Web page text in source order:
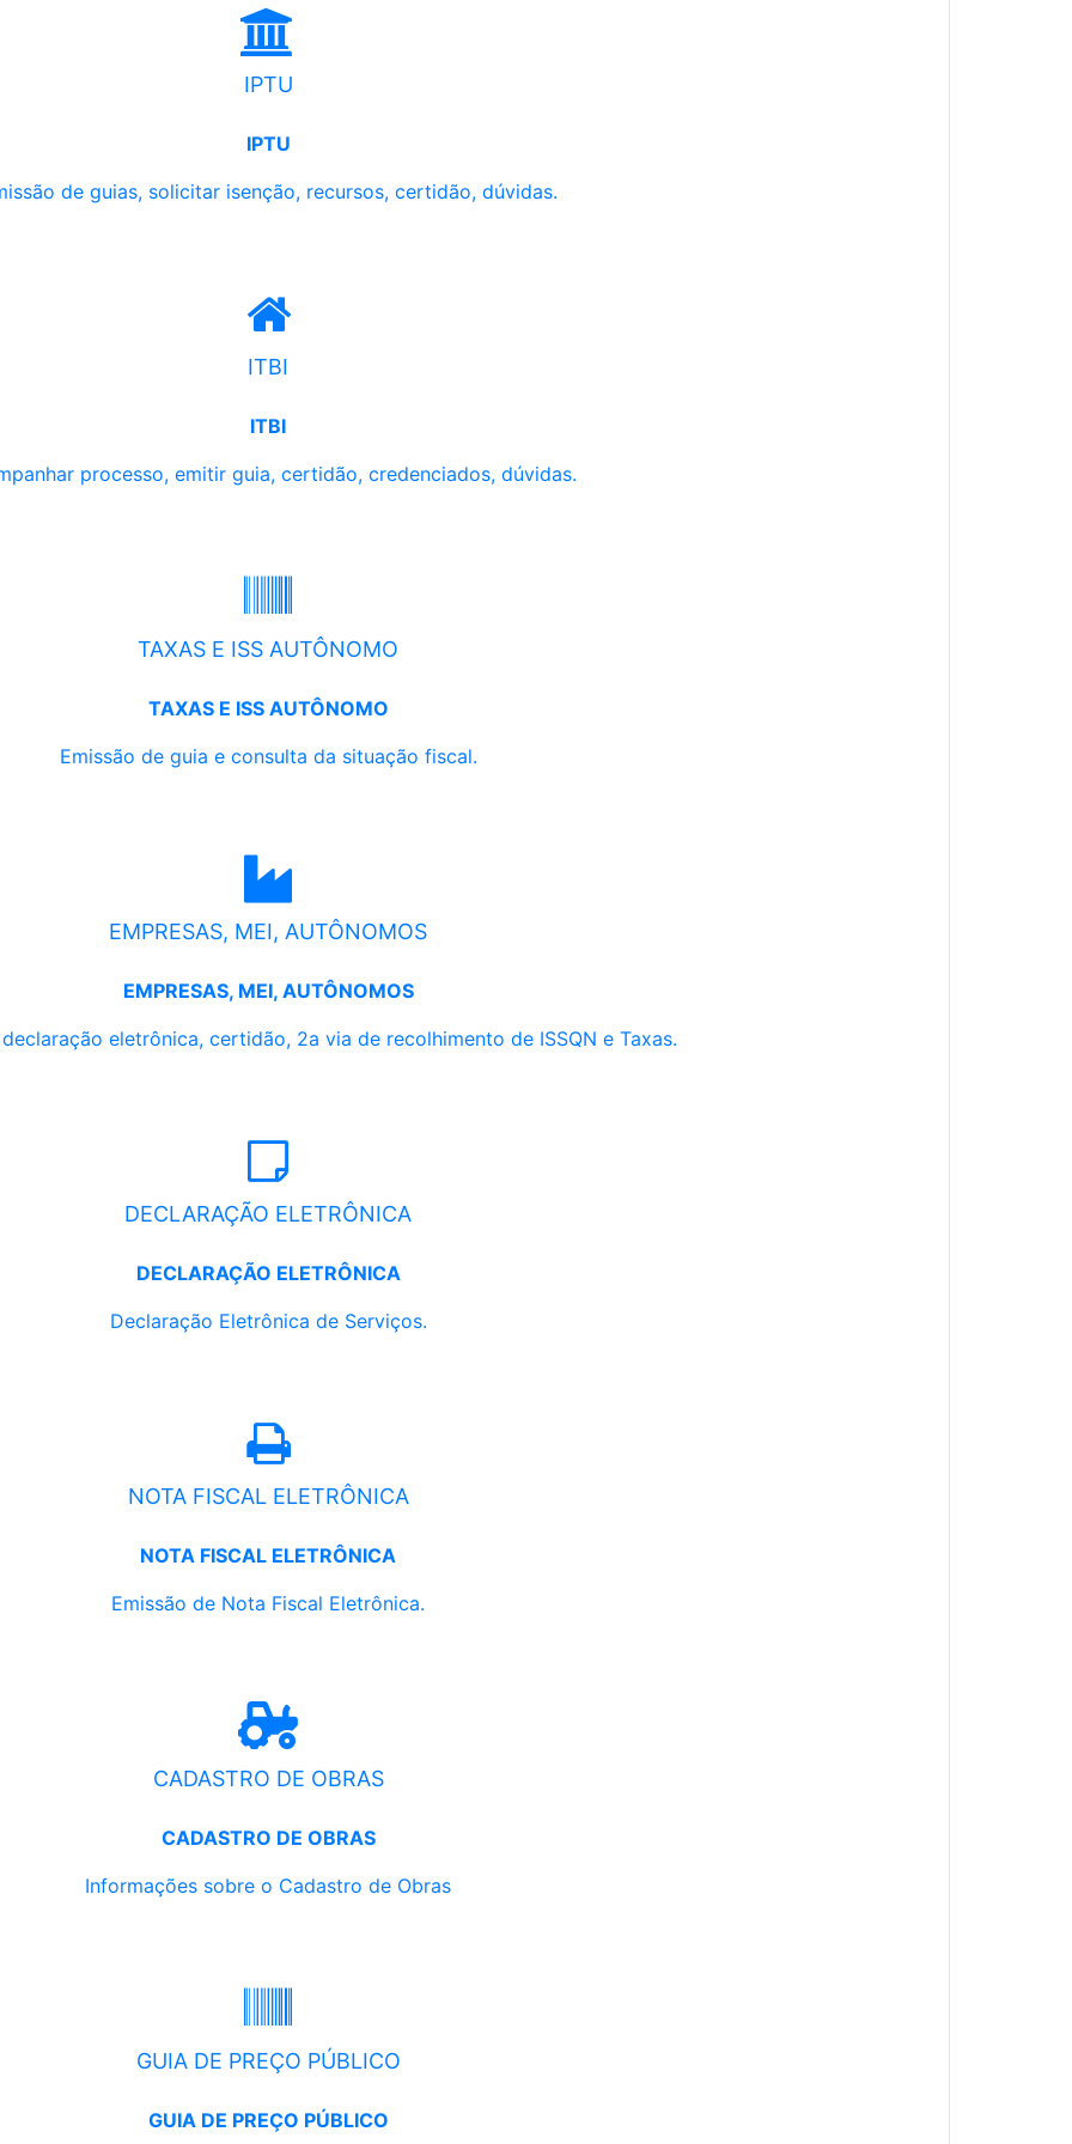
IPTU
IPTU
de guias, solicitar isenção, recursos, certidão, dúvidas.
ITBI
ITBI
processo, emitir guia, certidão, credenciados, dúvidas.
TAXAS E ISS AUTÔNOMO
TAXAS E ISS AUTÔNOMO
Emissão de guia e consulta da situação fiscal.
EMPRESAS, MEI, AUTÔNOMOS
EMPRESAS, MEI, AUTÔNOMOS
eletrônica, certidão, 2a via de recolhimento de ISSQN e Taxas.
DECLARAÇÃO ELETRÔNICA
DECLARAÇÃO ELETRÔNICA
Declaração Eletrônica de Serviços.
NOTA FISCAL ELETRÔNICA
NOTA FISCAL ELETRÔNICA
Emissão de Nota Fiscal Eletrônica.
CADASTRO DE OBRAS
CADASTRO DE OBRAS
Informações sobre o Cadastro de Obras
GUIA DE PREÇO PÚBLICO
GUIA DE PREÇO PÚBLICO